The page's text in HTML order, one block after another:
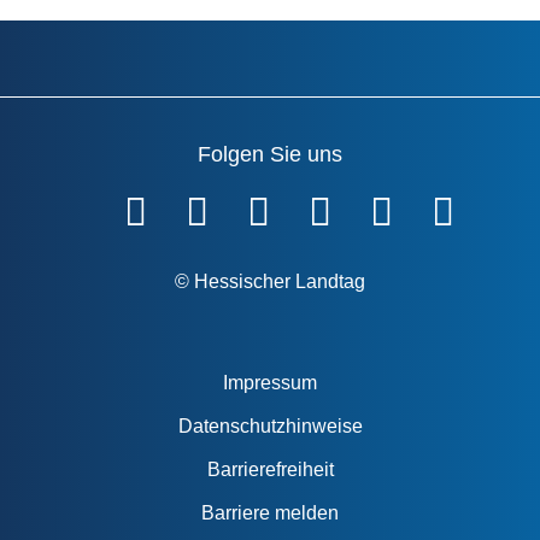
Folgen Sie uns
© Hessischer Landtag
Impressum
Datenschutzhinweise
Barrierefreiheit
Barriere melden